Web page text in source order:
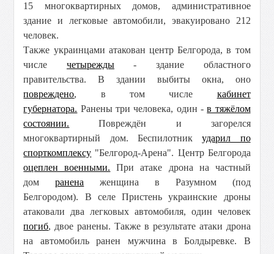
15 многоквартирных домов, административное
здание и легковые автомобили, эвакуировано 212
человек.
Также украинцами атакован центр Белгорода, в том
числе четырежды- здание областного
правительства. В здании выбиты окна, оно
повреждено, в том числе кабинет
губернатора. Ранены три человека, один -в тяжёлом
состоянии. Повреждён и загорелся
многоквартирный дом. Беспилотникударил по
спорткомплексу "Белгород-Арена". Центр Белгорода
оцеплен военными. При атаке дрона на частный
домранена женщина в Разумном (под
Белгородом). В селе Пристень украинские дроны
атаковали два легковых автомобиля, один человек
погиб, двое ранены. Также в результате атаки дрона
на автомобиль ранен мужчина в Болдыревке. В